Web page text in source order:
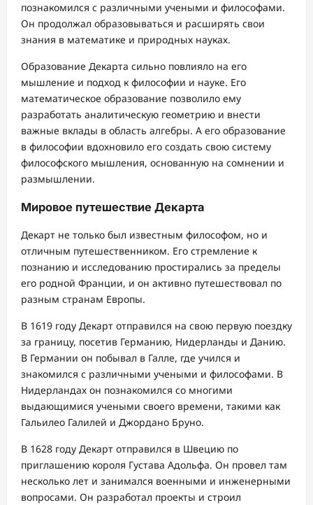
познакомился с различными учеными и философами.
Он продолжал образовываться и расширять свои
знания в математике и природных науках.
Образование Декарта сильно повлияло на его
мышление и подход к философии и науке. Его
математическое образование позволило ему
разработать аналитическую геометрию и внести
важные вклады в область алгебры. А его образование
в философии вдохновило его создать свою систему
философского мышления, основанную на сомнении и
размышлении.
Мировое путешествие Декарта
Декарт не только был известным философом, но и
отличным путешественником. Его стремление к
познанию и исследованию простирались за пределы
его родной Франции, и он активно путешествовал по
разным странам Европы.
В 1619 году Декарт отправился на свою первую поездку
за границу, посетив Германию, Нидерланды и Данию.
В Германии он побывал в Галле, где учился и
знакомился с различными учеными и философами. В
Нидерландах он познакомился со многими
выдающимися учеными своего времени, такими как
Гальилео Галилей и Джордано Бруно.
В 1628 году Декарт отправился в Швецию по
приглашению короля Густава Адольфа. Он провел там
несколько лет и занимался военными и инженерными
вопросами. Он разработал проекты и строил